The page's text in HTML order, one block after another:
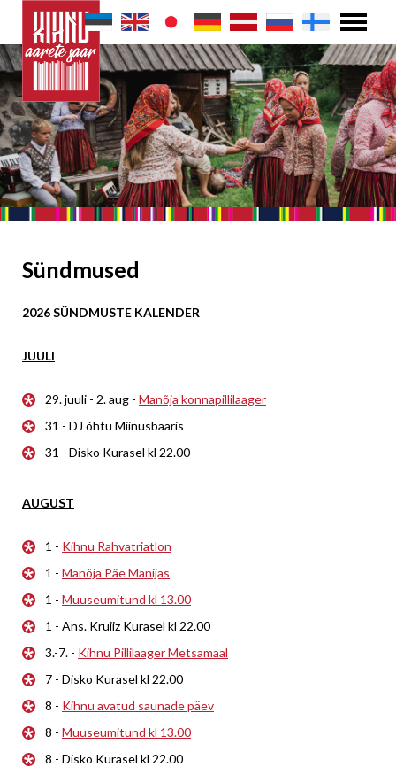
Sündmused
2026 SÜNDMUSTE KALENDER
JUULI
29. juuli - 2. aug - Manõja konnapillilaager
31 - DJ õhtu Miinusbaaris
31 - Disko Kurasel kl 22.00
AUGUST
1 - Kihnu Rahvatriatlon
1 - Manõja Päe Manijas
1 - Muuseumitund kl 13.00
1 - Ans. Kruiiz Kurasel kl 22.00
3.-7. - Kihnu Pillilaager Metsamaal
7 - Disko Kurasel kl 22.00
8 - Kihnu avatud saunade päev
8 - Muuseumitund kl 13.00
8 - Disko Kurasel kl 22.00